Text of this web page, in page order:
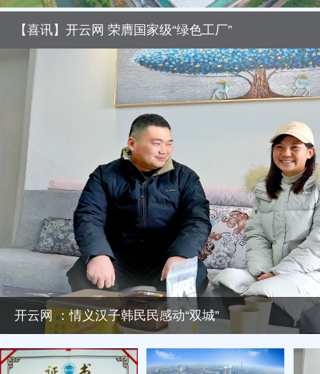
【喜讯】开云网 荣膺国家级“绿色工厂”
开云网 ：情义汉子韩民民感动“双城”